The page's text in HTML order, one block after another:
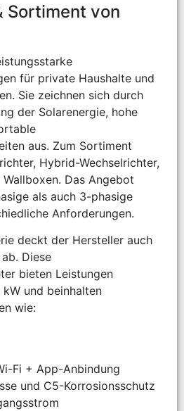
Sortiment von
für private Haushalte und
Sie zeichnen sich durch
der Solarenergie, hohe
aus. Zum Sortiment
Hybrid-Wechselrichter,
Das Angebot
als auch 3-phasige
Anforderungen.
deckt der Hersteller auch
Diese
bieten Leistungen
kW und beinhalten
wie:
Fi + App-Anbindung
und C5-Korrosionsschutz